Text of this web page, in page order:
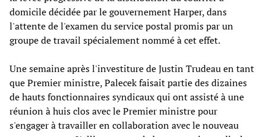
domicile décidée par le gouvernement Harper, dans
l'attente de l'examen du service postal promis par un
groupe de travail spécialement nommé à cet effet.
Une semaine après l'investiture de Justin Trudeau en tant
que Premier ministre, Palecek faisait partie des dizaines
de hauts fonctionnaires syndicaux qui ont assisté à une
réunion à huis clos avec le Premier ministre pour
s'engager à travailler en collaboration avec le nouveau